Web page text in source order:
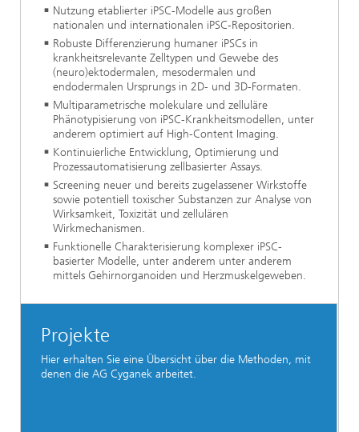
Nutzung etablierter iPSC-Modelle aus großen
nationalen und internationalen iPSC-Repositorien.
Robuste Differenzierung humaner iPSCs in
krankheitsrelevante Zelltypen und Gewebe des
(neuro)ektodermalen, mesodermalen und
endodermalen Ursprungs in 2D- und 3D-Formaten.
Multiparametrische molekulare und zelluläre
Phänotypisierung von iPSC-Krankheitsmodellen, unter
anderem optimiert auf High-Content Imaging.
Kontinuierliche Entwicklung, Optimierung und
Prozessautomatisierung zellbasierter Assays.
Screening neuer und bereits zugelassener Wirkstoffe
sowie potentiell toxischer Substanzen zur Analyse von
Wirksamkeit, Toxizität und zellulären
Wirkmechanismen.
Funktionelle Charakterisierung komplexer iPSC-
basierter Modelle, unter anderem unter anderem
mittels Gehirnorganoiden und Herzmuskelgeweben.
Projekte
Hier erhalten Sie eine Übersicht über die Methoden, mit
denen die AG Cyganek arbeitet.